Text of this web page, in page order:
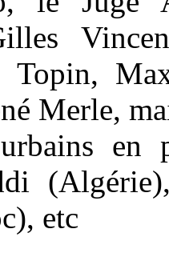
Topin,
Merle,
en
etc